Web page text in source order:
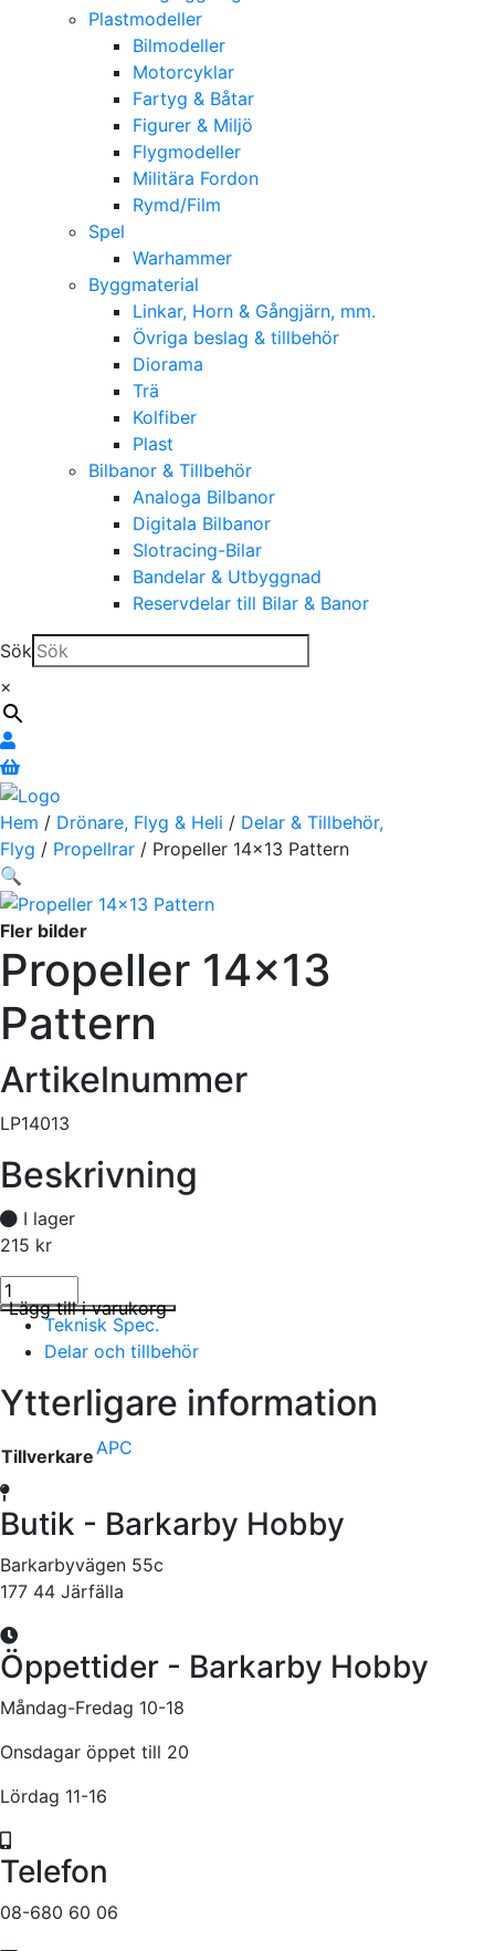
Plastmodeller
Bilmodeller
Motorcyklar
Fartyg & Båtar
Figurer & Miljö
Flygmodeller
Militära Fordon
Rymd/Film
Spel
Warhammer
Byggmaterial
Linkar, Horn & Gångjärn, mm.
Övriga beslag & tillbehör
Diorama
Trä
Kolfiber
Plast
Bilbanor & Tillbehör
Analoga Bilbanor
Digitala Bilbanor
Slotracing-Bilar
Bandelar & Utbyggnad
Reservdelar till Bilar & Banor
Sök
×
Hem / Drönare, Flyg & Heli / Delar & Tillbehör,
Flyg / Propellrar / Propeller 14×13 Pattern
🔍
Fler bilder
Propeller 14×13
Pattern
Artikelnummer
LP14013
Beskrivning
I lager
215 kr
I lager
Propeller 14x13 Pattern mängd
Lägg till i varukorg
Teknisk Spec.
Delar och tillbehör
Ytterligare information
Tillverkare APC
Butik - Barkarby Hobby
Barkarbyvägen 55c
177 44 Järfälla
Öppettider - Barkarby Hobby
Måndag-Fredag 10-18
Onsdagar öppet till 20
Lördag 11-16
Telefon
08-680 60 06